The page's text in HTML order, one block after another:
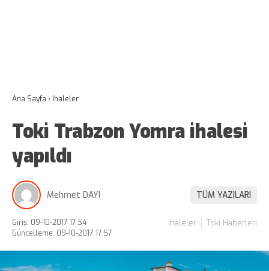
Ana Sayfa › İhaleler
Toki Trabzon Yomra ihalesi
yapıldı
Mehmet DAYI TÜM YAZILARI
Giriş: 09-10-2017 17:54
Güncelleme: 09-10-2017 17:57
İhaleler Toki Haberleri